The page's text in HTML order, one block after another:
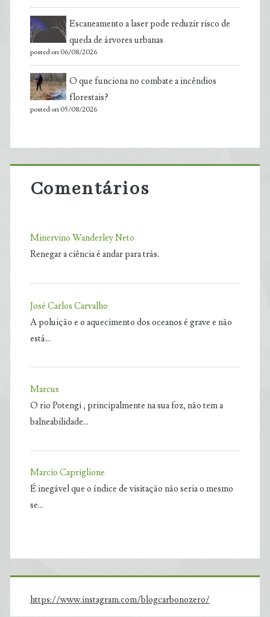
Escaneamento a laser pode reduzir risco de
queda de árvores urbanas
posted on 06/08/2026
O que funciona no combate a incêndios
florestais?
posted on 05/08/2026
Comentários
Minervino Wanderley Neto
Renegar a ciência é andar para trás.
José Carlos Carvalho
A poluição e o aquecimento dos oceanos é grave e não
está…
Marcus
O rio Potengi , principalmente na sua foz, não tem a
balneabilidade…
Marcio Capriglione
É inegável que o índice de visitação não seria o mesmo
se…
https://www.instagram.com/blogcarbonozero/